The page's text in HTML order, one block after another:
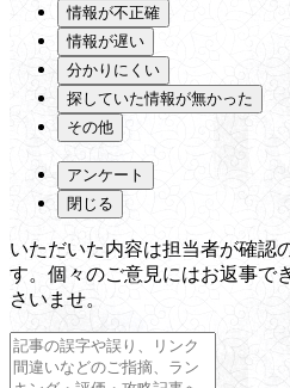
情報が不正確
情報が遅い
分かりにくい
探していた情報が無かった
その他
アンケート
閉じる
いただいた内容は担当者が確認
す。個々のご意見にはお返事で
さいませ。